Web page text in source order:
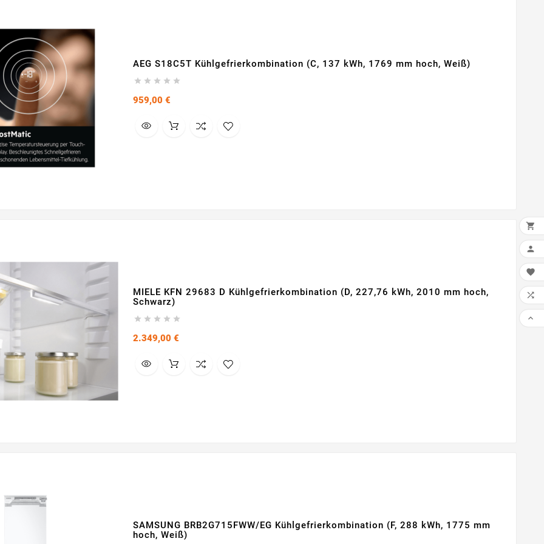
AEG S18C5T Kühlgefrierkombination (C, 137 kWh, 1769 mm hoch, Weiß)
    
959,00 €Preis
MIELE KFN 29683 D Kühlgefrierkombination (D, 227,76 kWh, 2010 mm hoch,
Schwarz)
    
2.349,00 €Preis
SAMSUNG BRB2G715FWW/EG Kühlgefrierkombination (F, 288 kWh, 1775 mm
hoch, Weiß)




